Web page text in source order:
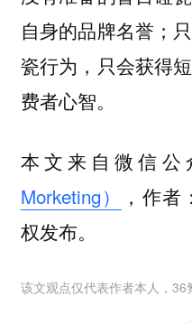
自身的品牌名誉；
瓷行为，只会获得
费者心智。
本文来自微信公
Morketing）
，作者
权发布。
该文观点仅代表作者本人，36